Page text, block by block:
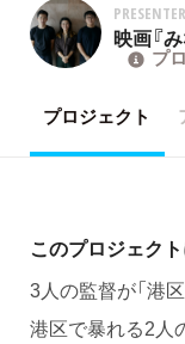
PRESENTER
映画『
プ
プロジェクト
このプロジェク
3人の監督が「港
港区で暴れる2人